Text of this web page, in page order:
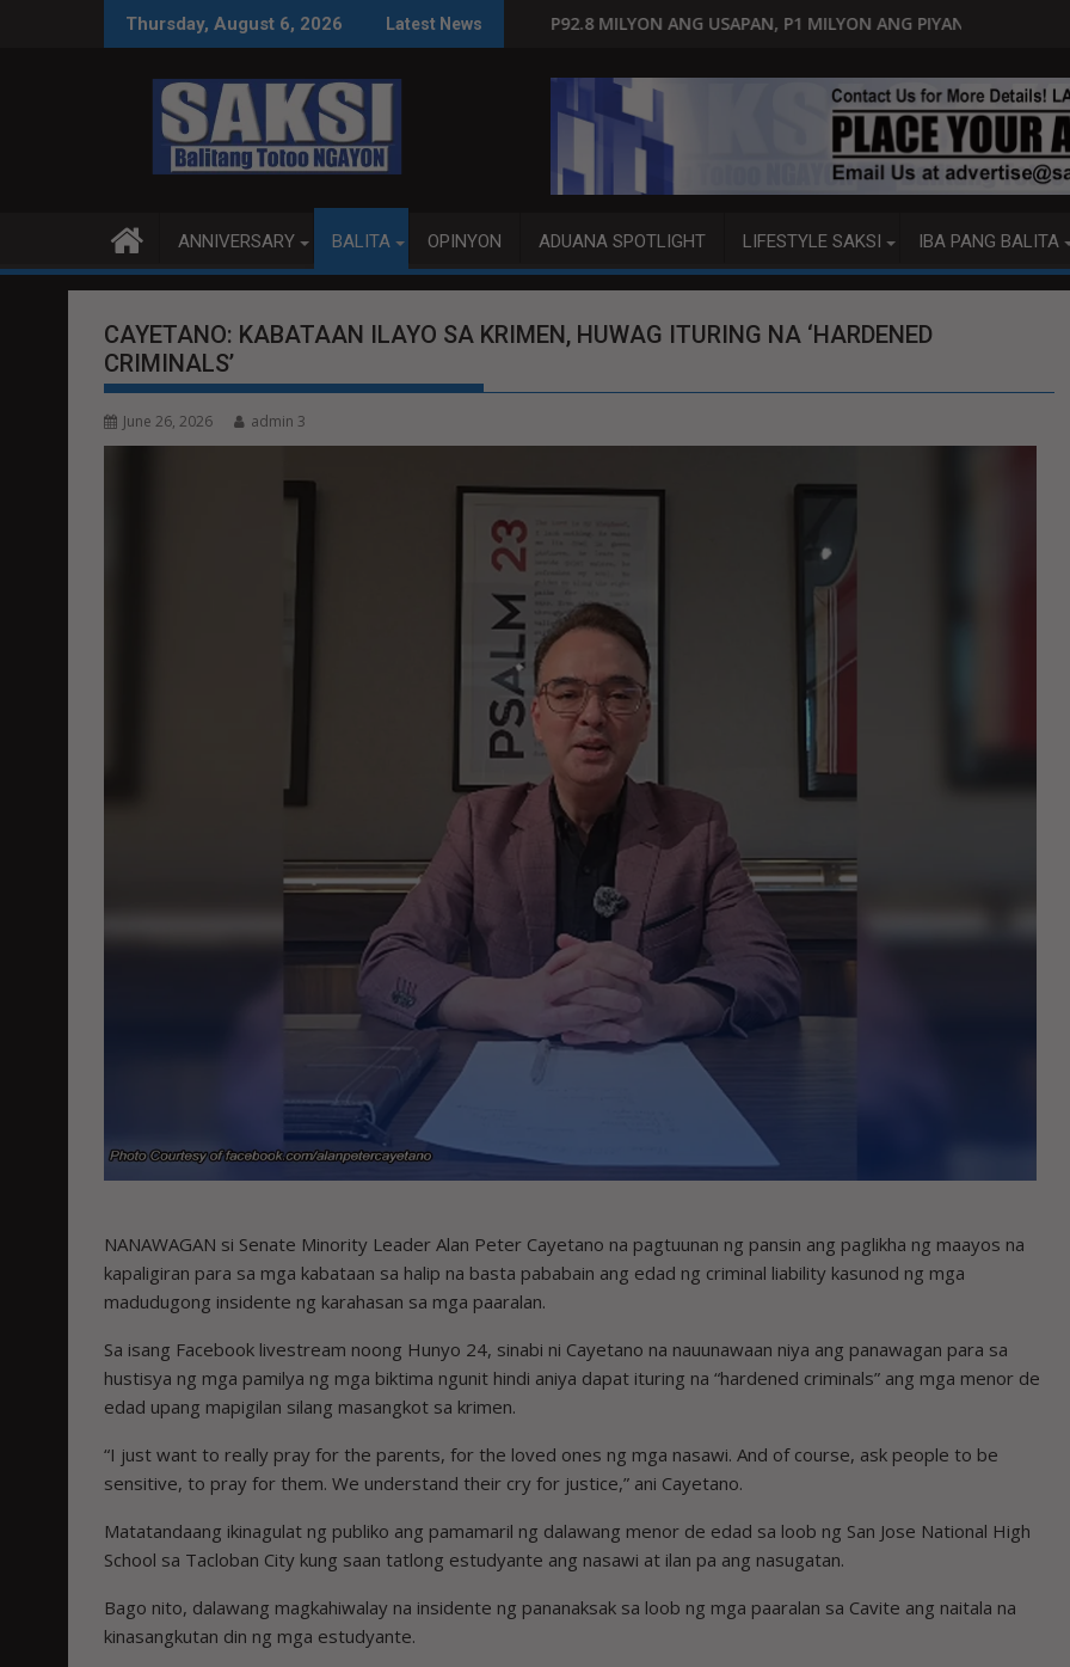
Thursday, August 6, 2026 Latest News
TALKS MAS PRODUKTIBO P92.8 MILYON ANG USAPAN, P1 MILYON ANG PIYANSA? HAGUPIT NG TS MAYMAY
ANNIVERSARY BALITA OPINYON ADUANA SPOTLIGHT LIFESTYLE SAKSI IBA PANG BALITA
CAYETANO: KABATAAN ILAYO SA KRIMEN, HUWAG ITURING NA ‘HARDENED
CRIMINALS’
June 26, 2026 admin 3
NANAWAGAN si Senate Minority Leader Alan Peter Cayetano na pagtuunan ng pansin ang paglikha ng maayos na
kapaligiran para sa mga kabataan sa halip na basta pababain ang edad ng criminal liability kasunod ng mga
madudugong insidente ng karahasan sa mga paaralan.
Sa isang Facebook livestream noong Hunyo 24, sinabi ni Cayetano na nauunawaan niya ang panawagan para sa
hustisya ng mga pamilya ng mga biktima ngunit hindi aniya dapat ituring na “hardened criminals” ang mga menor de
edad upang mapigilan silang masangkot sa krimen.
“I just want to really pray for the parents, for the loved ones ng mga nasawi. And of course, ask people to be
sensitive, to pray for them. We understand their cry for justice,” ani Cayetano.
Matatandaang ikinagulat ng publiko ang pamamaril ng dalawang menor de edad sa loob ng San Jose National High
School sa Tacloban City kung saan tatlong estudyante ang nasawi at ilan pa ang nasugatan.
Bago nito, dalawang magkahiwalay na insidente ng pananaksak sa loob ng mga paaralan sa Cavite ang naitala na
kinasangkutan din ng mga estudyante.